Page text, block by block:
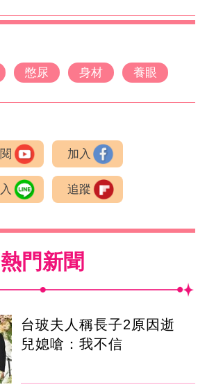
憋尿 身材 養眼
加入
追蹤
熱門新聞
台玻夫人稱長子2原因逝
兒媳嗆：我不信